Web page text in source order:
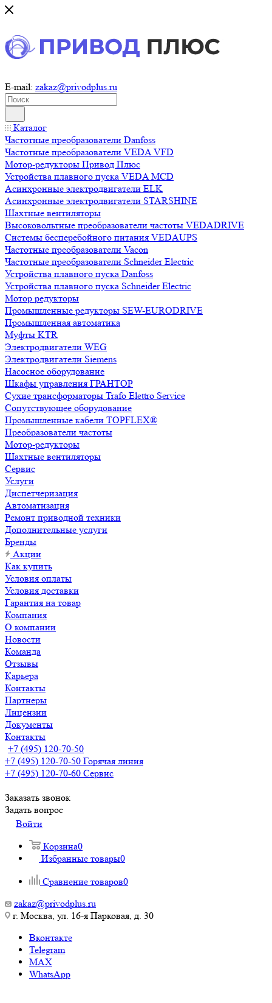
E-mail: zakaz@privodplus.ru
Каталог
Частотные преобразователи Danfoss
Частотные преобразователи VEDA VFD
Мотор-редукторы Привод Плюс
Устройства плавного пуска VEDA MCD
Асинхронные электродвигатели ELK
Асинхронные электродвигатели STARSHINE
Шахтные вентиляторы
Высоковольтные преобразователи частоты VEDADRIVE
Системы бесперебойного питания VEDAUPS
Частотные преобразователи Vacon
Частотные преобразователи Schneider Electric
Устройства плавного пуска Danfoss
Устройства плавного пуска Schneider Electric
Мотор редукторы
Промышленные редукторы SEW-EURODRIVE
Промышленная автоматика
Муфты KTR
Электродвигатели WEG
Электродвигатели Siemens
Насосное оборудование
Шкафы управления ГРАНТОР
Сухие трансформаторы Trafo Elettro Service
Сопутствующее оборудование
Промышленные кабели TOPFLEX®
Преобразователи частоты
Мотор-редукторы
Шахтные вентиляторы
Сервис
Услуги
Диспетчеризация
Автоматизация
Ремонт приводной техники
Дополнительные услуги
Бренды
Акции
Как купить
Условия оплаты
Условия доставки
Гарантия на товар
Компания
О компании
Новости
Команда
Отзывы
Карьера
Контакты
Партнеры
Лицензии
Документы
Контакты
+7 (495) 120-70-50
+7 (495) 120-70-50 Горячая линия
+7 (495) 120-70-60 Сервис
Заказать звонок
Задать вопрос
Войти
Корзина0
Избранные товары0
Сравнение товаров0
zakaz@privodplus.ru
г. Москва, ул. 16-я Парковая, д. 30
Вконтакте
Telegram
MAX
WhatsApp